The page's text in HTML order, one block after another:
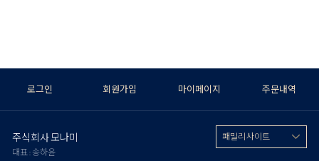
로그인 회원가입 마이페이지 주문내역
주식회사 모나미
대표 : 송하윤
패밀리 사이트